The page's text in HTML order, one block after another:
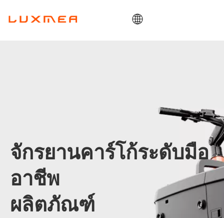
บล็อก
ติดต่อ
จักรยานคาร์โก้ระดับมือ
อาชีพ
ผลิตภัณฑ์